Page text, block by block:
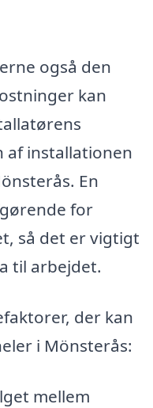
også den
kan
af installationen
En
for
så det er vigtigt
til arbejdet.
der kan
i Mönsterås:
mellem